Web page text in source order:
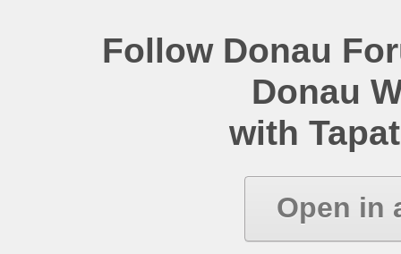
Follow Donau
Donau
with
Open in